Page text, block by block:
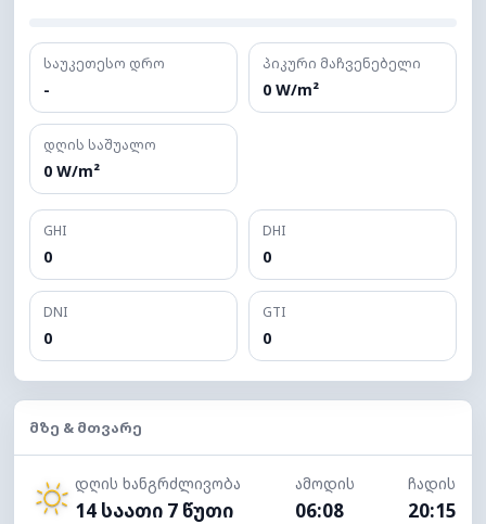
საუკეთესო დრო
-
პიკური მაჩვენებელი
0 W/m²
დღის საშუალო
0 W/m²
GHI
0
DHI
0
DNI
0
GTI
0
ᲛᲖᲔ & ᲛᲗᲕᲐᲠᲔ
დღის ხანგრძლივობა
14 საათი 7 წუთი
ამოდის
06:08
ჩადის
20:15